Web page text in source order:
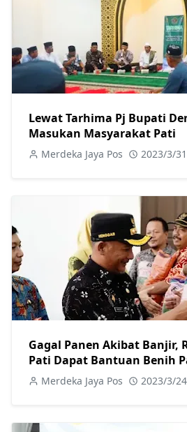
Lewat Tarhima Pj Bupati
Masukan Masyarakat Pati
Merdeka Jaya Pos 2023/3/31
Gagal Panen Akibat Banjir,
Pati Dapat Bantuan Benih
Merdeka Jaya Pos 2023/3/24